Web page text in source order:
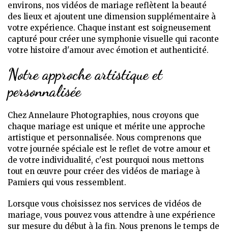
environs, nos vidéos de mariage reflètent la beauté
des lieux et ajoutent une dimension supplémentaire à
votre expérience. Chaque instant est soigneusement
capturé pour créer une symphonie visuelle qui raconte
votre histoire d'amour avec émotion et authenticité.
Notre approche artistique et
personnalisée
Chez Annelaure Photographies, nous croyons que
chaque mariage est unique et mérite une approche
artistique et personnalisée. Nous comprenons que
votre journée spéciale est le reflet de votre amour et
de votre individualité, c'est pourquoi nous mettons
tout en œuvre pour créer des vidéos de mariage à
Pamiers qui vous ressemblent.
Lorsque vous choisissez nos services de vidéos de
mariage, vous pouvez vous attendre à une expérience
sur mesure du début à la fin. Nous prenons le temps de